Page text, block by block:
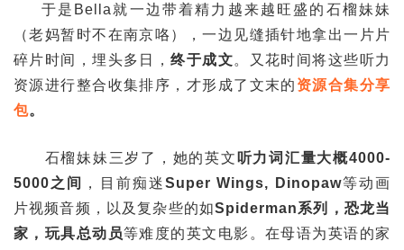
于是Bella就一边带着精力越来越旺盛的石榴妹妹
（老妈暂时不在南京咯），一边见缝插针地拿出一片片
碎片时间，埋头多日，终于成文。又花时间将这些听力
资源进行整合收集排序，才形成了文末的 资源合集分享
包。
石榴妹妹三岁了，她的英文 听力词汇量大概4000-
5000之间
，目前痴迷Super Wings, Dinopaw等动画
片视频音频，以及复杂些的如Spiderman系列，恐龙当
家，玩具总动员等难度的英文电影。在母语为英语的家